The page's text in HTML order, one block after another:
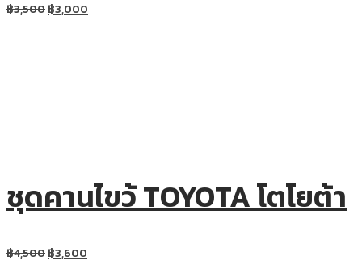
฿3,500฿3,000
ชุดคานไขว้ TOYOTA โตโยต้า
฿4,500฿3,600